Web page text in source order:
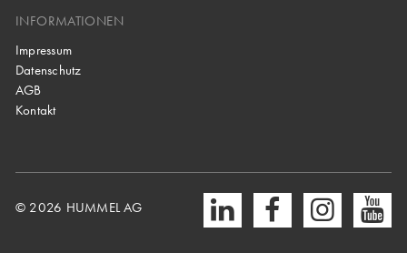
INFORMATIONEN
Impressum
Datenschutz
AGB
Kontakt
© 2026 HUMMEL AG